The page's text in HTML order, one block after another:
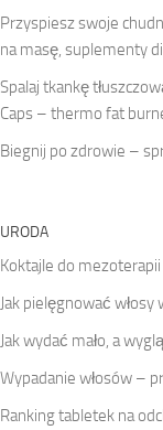
Przyspiesz swoje
na masę, suplementy
Spalaj tkankę
Caps – thermo fat
Biegnij po zdrowie –
URODA
Koktajle do
Jak pielęgnować
Jak wydać mało, a
Wypadanie włosów –
Ranking tabletek na